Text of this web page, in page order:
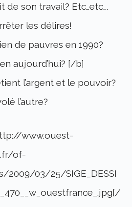
de son travail? Etc…etc….
les délires!
de pauvres en 1990?
aujourd’hui? [/b]
l’argent et le pouvoir?
l’autre?
www.ouest-
of-
2009/03/25/SIGE_DESSI